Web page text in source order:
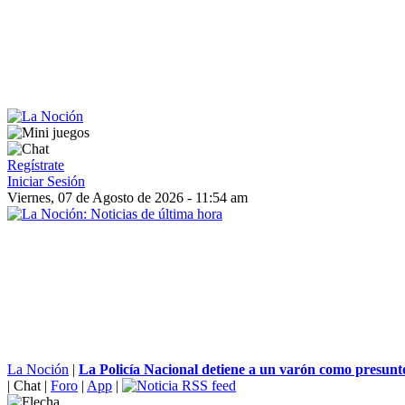
Regístrate
Iniciar Sesión
Viernes, 07 de Agosto de 2026 - 11:54 am
La Noción | La Policía Nacional detiene a un varón como
| Chat | Foro | App |